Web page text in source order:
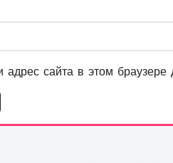
сайта в этом браузере